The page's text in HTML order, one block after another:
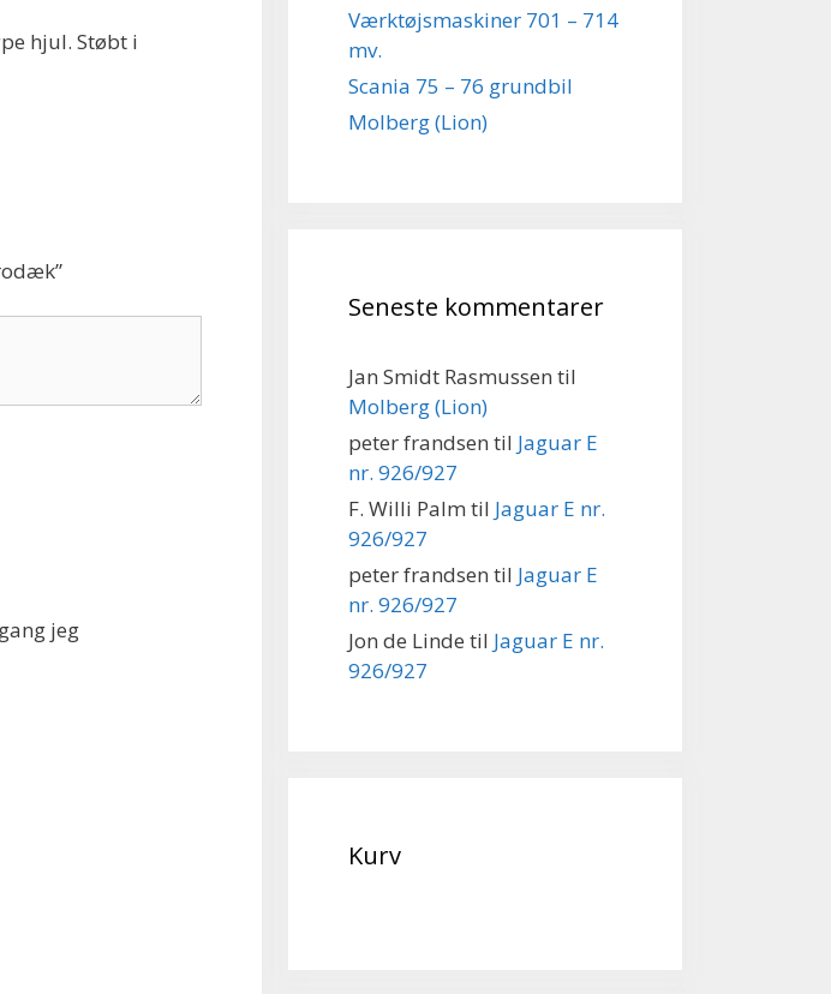
hjul. Støbt i
jeg
Værktøjsmaskiner 701 – 714
mv.
Scania 75 – 76 grundbil
Molberg (Lion)
Seneste kommentarer
Jan Smidt Rasmussen til
Molberg (Lion)
peter frandsen til Jaguar E
nr. 926/927
F. Willi Palm til Jaguar E nr.
926/927
peter frandsen til Jaguar E
nr. 926/927
Jon de Linde til Jaguar E nr.
926/927
Kurv